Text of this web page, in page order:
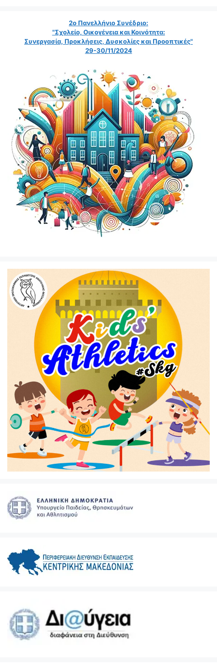
2ο Πανελλήνιο Συνέδριο:
"Σχολείο, Οικογένεια και Κοινότητα:
Συνεργασία, Προκλήσεις, Δυσκολίες και Προοπτικές"
29-30/11/2024